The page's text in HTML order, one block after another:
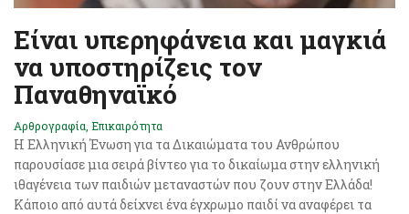
Είναι υπερηφάνεια και μαγκιά
να υποστηρίζεις τον
Παναθηναϊκό
Αρθρογραφία Επικαιρότητα
Η Ελληνική Ένωση για τα Δικαιώματα του Ανθρώπου
παρουσίασε μια σειρά βίντεο για το δικαίωμα στην ελληνική
ιθαγένεια των παιδιών μεταναστών που ζουν στην Ελλάδα!
Κάποιο από αυτά δείχνει ένα έγχρωμο παιδί να αναφέρει τα